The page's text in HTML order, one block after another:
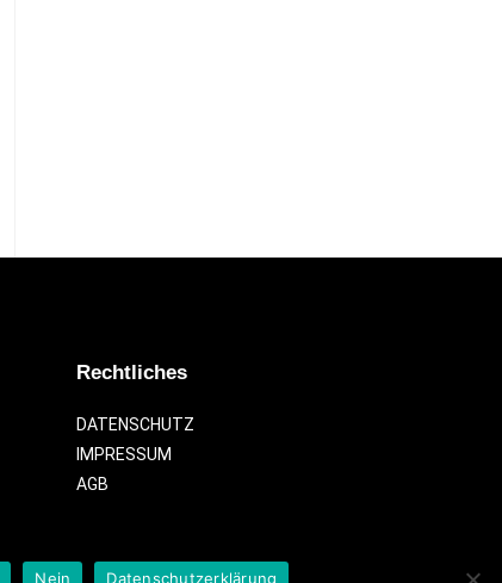
Rechtliches
DATENSCHUTZ
IMPRESSUM
AGB
Nein Datenschutzerklärung